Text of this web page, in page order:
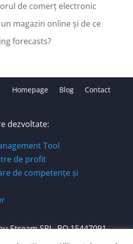
de comerț electronic
magazin online și de ce
forecasts?
Homepage Blog Contact
dezvoltate:
Tool
de profit
de competențe și
Stream SRL. RO 15447091.